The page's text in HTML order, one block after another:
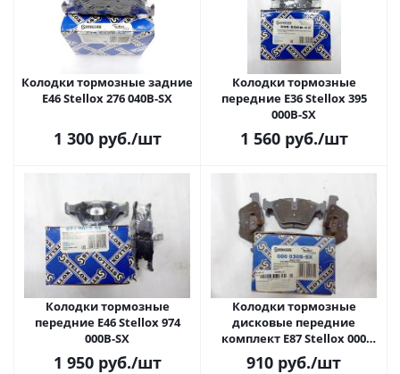
Колодки тормозные задние
E46 Stellox 276 040B-SX
1 300руб./шт
Колодки тормозные
передние E36 Stellox 395
000B-SX
1 560руб./шт
Колодки тормозные
передние E46 Stellox 974
000B-SX
1 950руб./шт
Колодки тормозные
дисковые передние
комплект E87 Stellox 000
030B-SX
910 руб./шт